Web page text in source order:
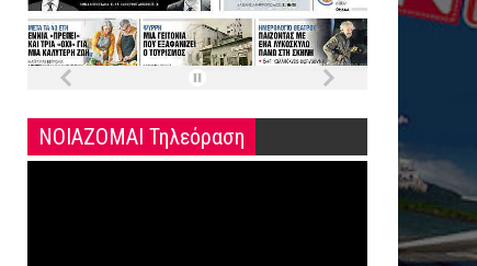
ΝΟΙΑΖΟΜΑΙ Τηλεόραση